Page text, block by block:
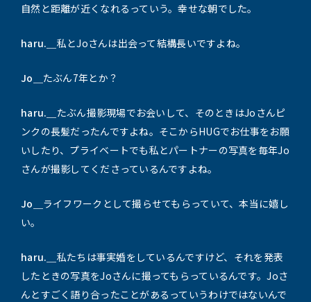
自然と距離が近くなれるっていう。幸せな朝でした。
haru.＿ 私とJoさんは出会って結構長いですよね。
Jo＿ たぶん7年とか？
haru.＿ たぶん撮影現場でお会いして、そのときはJoさんピ
ンクの長髪だったんですよね。そこからHUGでお仕事をお願
いしたり、プライベートでも私とパートナーの写真を毎年Jo
さんが撮影してくださっているんですよね。
Jo＿ ライフワークとして撮らせてもらっていて、本当に嬉し
い。
haru.＿ 私たちは事実婚をしているんですけど、それを発表
したときの写真をJoさんに撮ってもらっているんです。Joさ
んとすごく語り合ったことがあるっていうわけではないんで